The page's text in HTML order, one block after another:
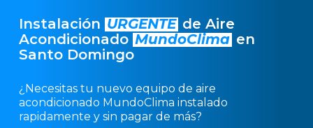
Instalación URGENTE de Aire
Acondicionado MundoClima en
Santo Domingo
¿Necesitas tu nuevo equipo de aire
acondicionado MundoClima instalado
rapidamente y sin pagar de más?